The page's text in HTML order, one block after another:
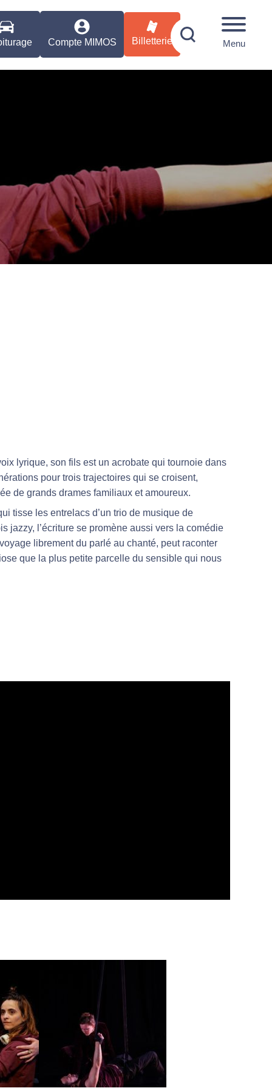
Compte MIMOS Billetterie Menu
lyrique, son fils est un acrobate qui tournoie dans
pour trois trajectoires qui se croisent,
de grands drames familiaux et amoureux.
tisse les entrelacs d’un trio de musique de
jazzy, l’écriture se promène aussi vers la comédie
librement du parlé au chanté, peut raconter
que la plus petite parcelle du sensible qui nous